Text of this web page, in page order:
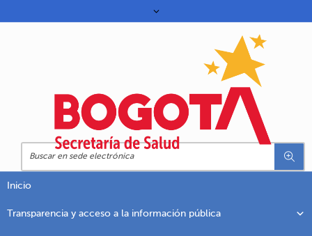
Inicio
Transparencia y acceso a la información pública